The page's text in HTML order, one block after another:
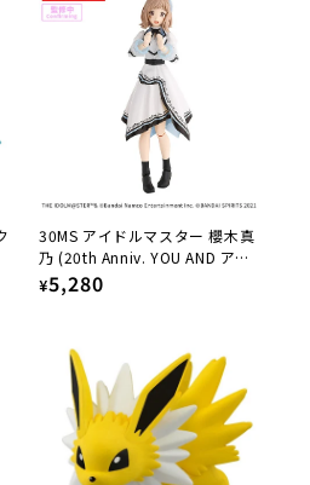
30MS アイドルマスター 櫻木真
乃 (20th Anniv. YOU AND ア
イ！)
Regular
¥5,280